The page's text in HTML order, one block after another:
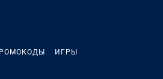
ИГРЫ